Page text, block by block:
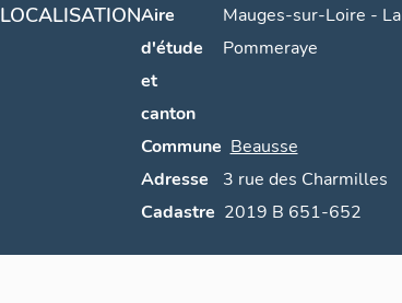
LOCALISATIONAire
d'étude
et
canton
Mauges-sur-Loire - La
Pommeraye
Commune Beausse
Adresse
3 rue des Charmilles
Cadastre
2019 B 651-652